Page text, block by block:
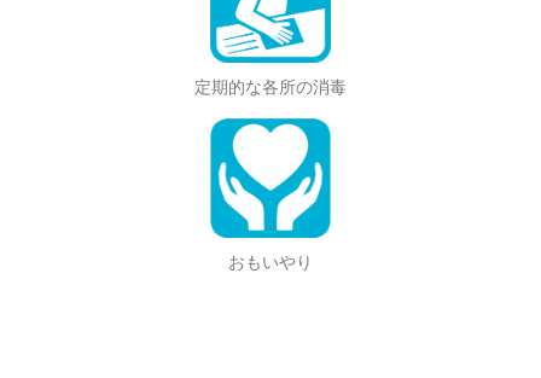
定期的な各所の消毒
おもいやり